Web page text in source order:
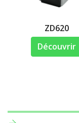
ZD620
Découvrir